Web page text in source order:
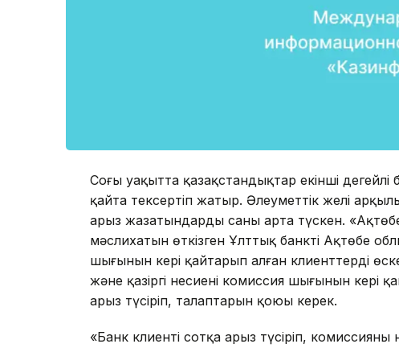
Соңғы уақытта қазақстандықтар екінші
қайта тексертіп жатыр. Әлеуметтік желі
арыз жазатындардың саны арта түскен.
мәслихатын өткізген Ұлттық банктің Ақтөбе
шығынын кері қайтарып алған клиенттердің
және қазіргі несиенің комиссия шығынын
арыз түсіріп, талаптарын қоюы керек.
«Банк клиенті сотқа арыз түсіріп, комиссияның